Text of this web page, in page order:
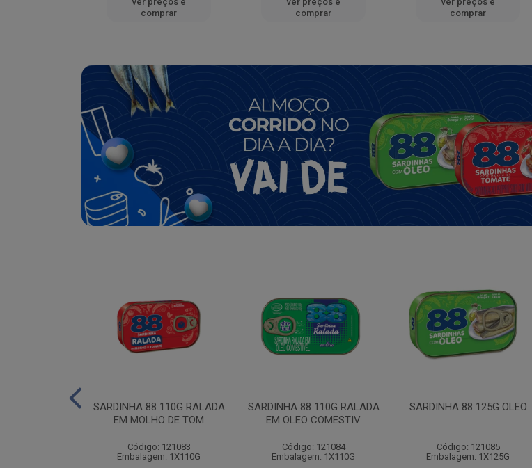
comprar
comprar
comprar
SARDINHA 88 110G RALADA
EM MOLHO DE TOM
Código: 121083
Embalagem: 1X110G
SARDINHA 88 110G RALADA
EM OLEO COMESTIV
Código: 121084
Embalagem: 1X110G
SARDINHA 88 125G OLEO
Código: 121085
Embalagem: 1X125G